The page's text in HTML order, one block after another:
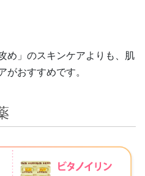
め」のスキンケアよりも、肌
がおすすめです。